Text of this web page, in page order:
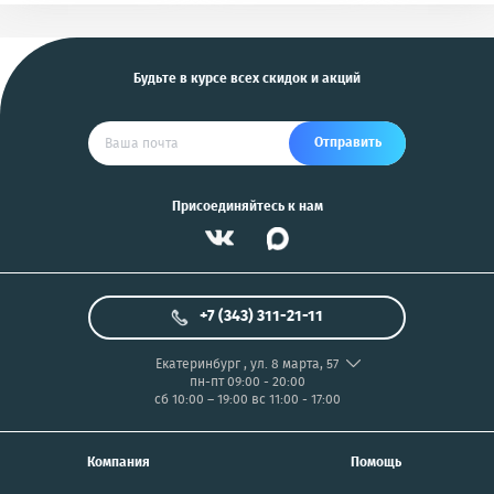
Будьте в курсе всех скидок и акций
Отправить
Присоединяйтесь к нам
Помощь
Компания
+7 (343) 311-21-11
Екатеринбург, ул. 8 марта, 57
пн-пт 09:00 - 20:00
сб 10:00 – 19:00 вс 11:00 - 17:00